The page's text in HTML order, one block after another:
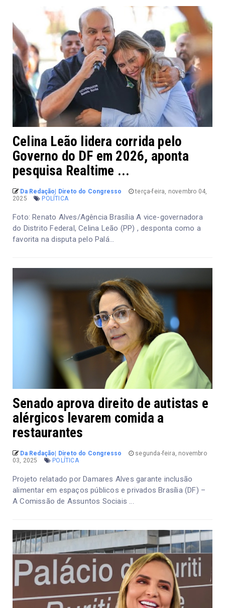
Celina Leão lidera corrida pelo
Governo do DF em 2026, aponta
pesquisa Realtime ...
Da Redação| Direto do Congresso
terça-feira, novembro 04,
2025
POLÍTICA
Foto: Renato Alves/Agência Brasília A vice-governadora
do Distrito Federal, Celina Leão (PP) , desponta como a
favorita na disputa pelo Palá...
Senado aprova direito de autistas e
alérgicos levarem comida a
restaurantes
Da Redação| Direto do Congresso
segunda-feira, novembro
03, 2025
POLÍTICA
Projeto relatado por Damares Alves garante inclusão
alimentar em espaços públicos e privados Brasília (DF) –
A Comissão de Assuntos Sociais ...